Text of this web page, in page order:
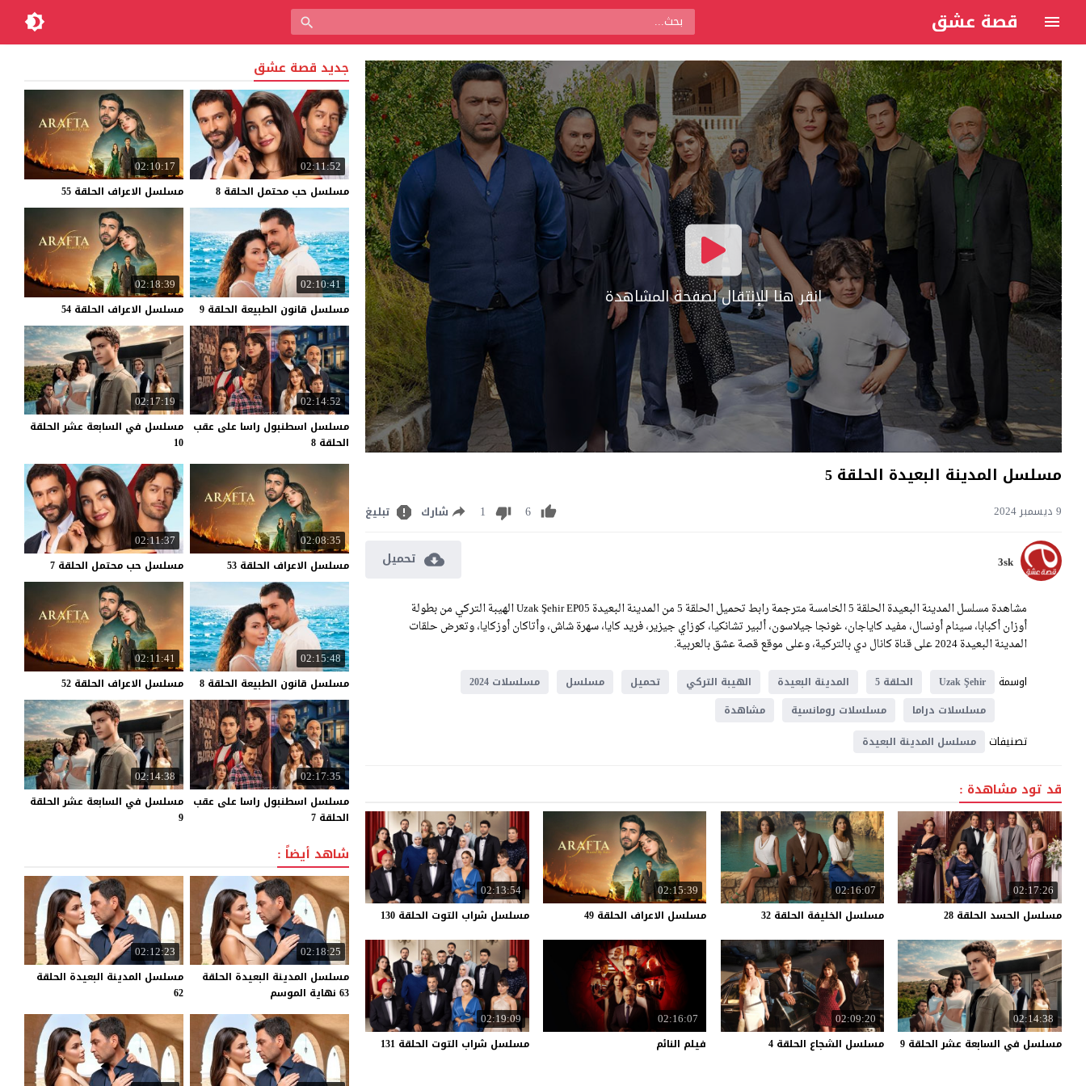
قصة عشق
انقر هنا للإنتقال لصفحة المشاهدة
مسلسل المدينة البعيدة الحلقة 5
9 ديسمبر 2024 6
1 شارك تبليغ
3sk تحميل
مشاهدة مسلسل المدينة البعيدة الحلقة 5 الخامسة مترجمة رابط تحميل الحلقة 5 من المدينة البعيدة Uzak Şehir EP05 الهيبة التركي من بطولة
أوزان أكبابا، سينام أونسال، مفيد كاياجان، غونجا جيلاسون، ألبير تشانكيا، كوزاي جيزير، فريد كايا، سهرة شاش، وأتاكان أوزكايا، وتعرض حلقات
المدينة البعيدة 2024 على قناة كانال دي بالتركية، وعلى موقع قصة عشق بالعربية.
اوسمة
Uzak Şehir الحلقة 5 المدينة البعيدة الهيبة التركي تحميل مسلسل
مسلسلات 2024
مسلسلات دراما
مسلسلات رومانسية مشاهدة
تصنيفات مسلسل المدينة البعيدة
قد تود مشاهدة :
02:17:26
مسلسل الحسد الحلقة 28
02:16:07
مسلسل الخليفة الحلقة 32
02:15:39
مسلسل الاعراف الحلقة 49
02:13:54
مسلسل شراب التوت الحلقة 130
02:14:38
مسلسل في السابعة عشر الحلقة 9
02:09:20
مسلسل الشجاع الحلقة 4
02:16:07
فيلم النائم
02:19:09
مسلسل شراب التوت الحلقة 131
جديد قصة عشق
02:11:52
مسلسل حب محتمل الحلقة 8
02:10:17
مسلسل الاعراف الحلقة 55
02:10:41
مسلسل قانون الطبيعة الحلقة 9
02:18:39
مسلسل الاعراف الحلقة 54
02:14:52
مسلسل اسطنبول راسا على عقب
الحلقة 8
02:17:19
مسلسل في السابعة عشر الحلقة
10
02:08:35
مسلسل الاعراف الحلقة 53
02:11:37
مسلسل حب محتمل الحلقة 7
02:15:48
مسلسل قانون الطبيعة الحلقة 8
02:11:41
مسلسل الاعراف الحلقة 52
02:17:35
مسلسل اسطنبول راسا على عقب
الحلقة 7
02:14:38
مسلسل في السابعة عشر الحلقة
9
شاهد أيضاً :
02:18:25
مسلسل المدينة البعيدة الحلقة
63 نهاية الموسم
02:12:23
مسلسل المدينة البعيدة الحلقة
62